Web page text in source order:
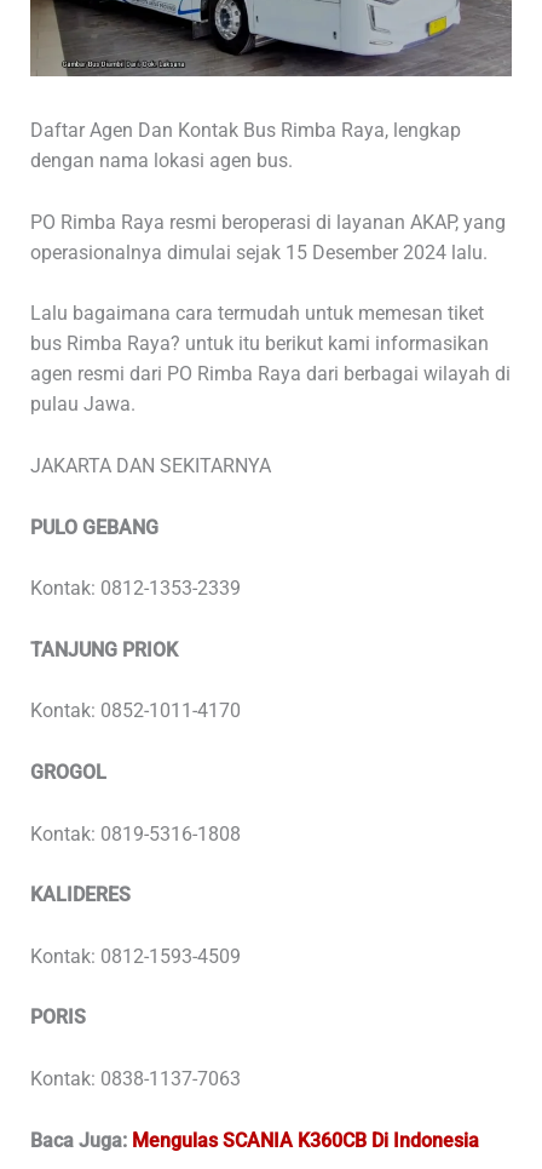
Daftar Agen Dan Kontak Bus Rimba Raya, lengkap
dengan nama lokasi agen bus.
PO Rimba Raya resmi beroperasi di layanan AKAP, yang
operasionalnya dimulai sejak 15 Desember 2024 lalu.
Lalu bagaimana cara termudah untuk memesan tiket
bus Rimba Raya? untuk itu berikut kami informasikan
agen resmi dari PO Rimba Raya dari berbagai wilayah di
pulau Jawa.
JAKARTA DAN SEKITARNYA
PULO GEBANG
Kontak: 0812-1353-2339
TANJUNG PRIOK
Kontak: 0852-1011-4170
GROGOL
Kontak: 0819-5316-1808
KALIDERES
Kontak: 0812-1593-4509
PORIS
Kontak: 0838-1137-7063
Baca Juga: Mengulas SCANIA K360CB Di Indonesia